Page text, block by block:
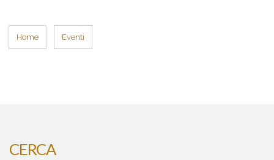
Home Eventi
CERCA